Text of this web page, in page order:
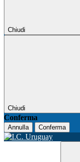
Chiudi
Chiudi
Conferma
Annulla Conferma